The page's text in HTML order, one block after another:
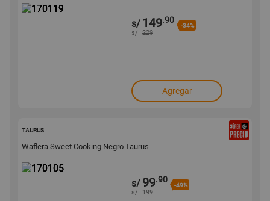
s/ 149.90
-34%
s/ 229
Agregar
TAURUS
Waflera Sweet Cooking Negro Taurus
s/ 99.90
-49%
s/ 199